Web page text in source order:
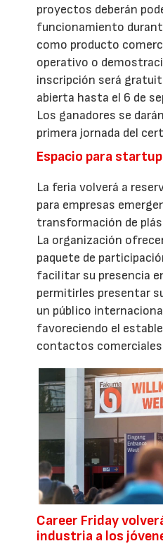
proyectos deberán
funcionamiento
como producto
operativo o
inscripción será
abierta hasta el 6 de
Los ganadores se
primera jornada del
Espacio para
La feria volverá a
para empresas
transformación de
La organización
paquete de
facilitar su presencia
permitirles presentar
un público
favoreciendo el
contactos
Career Friday
industria a los